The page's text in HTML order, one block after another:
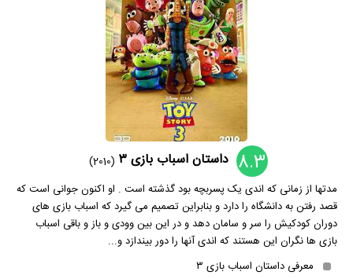
8.3 داستان اسباب بازی ۳
(2010)
مدتها از زمانی که اندی یک پسربچه بود گذشته است . او اکنون جوانی است که
قصد رفتن به دانشگاه را دارد و بنابراین تصمیم می گیرد که اسباب بازی های
دوران کودکیش را سر و سامان دهد و در این بین وودی و باز و باقی اسباب
بازی ها نگران این هستند که اندی آنها را دور بیندازد و...
معرفی داستان اسباب بازی ۳